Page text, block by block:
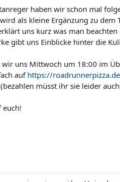
haben wir schon mal
als kleine Ergänzung zu
uns kurz was man
gibt uns Einblicke hinter die
uns Mittwoch um 18:00 im
aufhttps://
müsst ihr sie leider
euch!